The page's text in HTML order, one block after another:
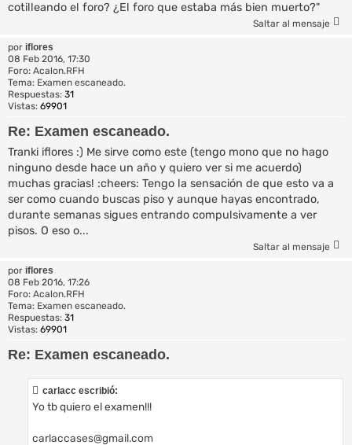
cotilleando el foro? ¿El foro que estaba más bien muerto?"
Saltar al mensaje
por iflores
08 Feb 2016, 17:30
Foro: Acalon.RFH
Tema: Examen escaneado.
Respuestas: 31
Vistas: 69901
Re: Examen escaneado.
Tranki iflores :) Me sirve como este (tengo mono que no hago
ninguno desde hace un año y quiero ver si me acuerdo)
muchas gracias! :cheers: Tengo la sensación de que esto va a
ser como cuando buscas piso y aunque hayas encontrado,
durante semanas sigues entrando compulsivamente a ver
pisos. O eso o...
Saltar al mensaje
por iflores
08 Feb 2016, 17:26
Foro: Acalon.RFH
Tema: Examen escaneado.
Respuestas: 31
Vistas: 69901
Re: Examen escaneado.
carlacc escribió:
Yo tb quiero el examen!!!
carlaccases@gmail.com